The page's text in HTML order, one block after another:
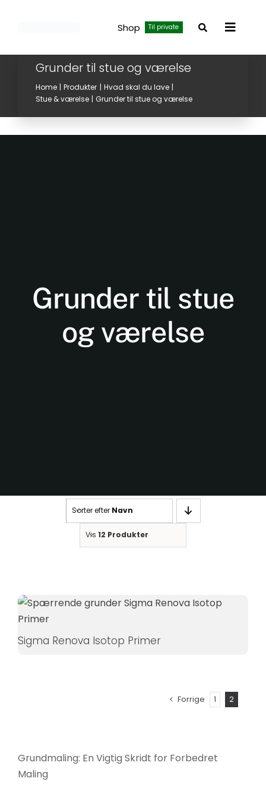
Shop Til private
Toggle
Grunder til stue og værelse
Home Produkter
Hvad skal du lave
Stue & værelse
Grunder til stue og værelse
Grunder til stue
og værelse
Sorter efter Navn
Vis 12 Produkter
Sigma Renova Isotop Primer
Forrige 1 2
Grundmaling: En Vigtig Skridt for Forbedret
Maling
kan fungere.
funktionalitet
og struktur, ud
hjemmesiden
så godt som
muligt under